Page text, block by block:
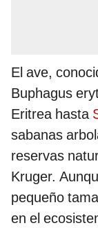
El ave,
Buphagus
Eritrea hasta
sabanas
reservas
Kruger.
pequeño
en el